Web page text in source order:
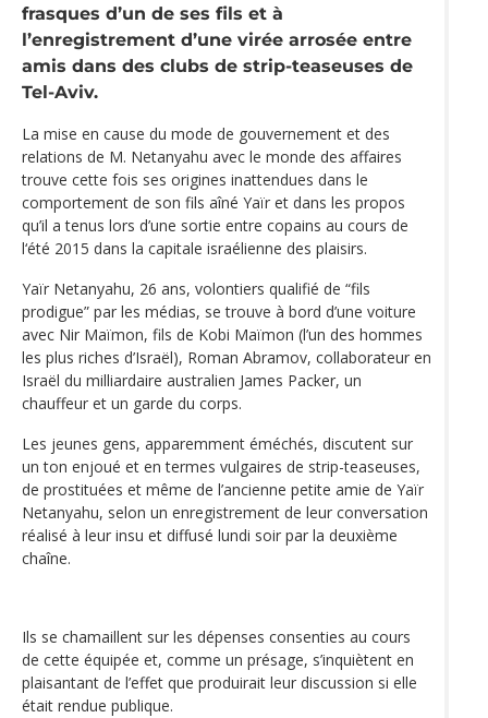
frasques d’un de ses fils et à
l’enregistrement d’une virée arrosée entre
amis dans des clubs de strip-teaseuses de
Tel-Aviv.
La mise en cause du mode de gouvernement et des
relations de M. Netanyahu avec le monde des affaires
trouve cette fois ses origines inattendues dans le
comportement de son fils aîné Yaïr et dans les propos
qu’il a tenus lors d’une sortie entre copains au cours de
l‘été 2015 dans la capitale israélienne des plaisirs.
Yaïr Netanyahu, 26 ans, volontiers qualifié de “fils
prodigue” par les médias, se trouve à bord d’une voiture
avec Nir Maïmon, fils de Kobi Maïmon (l’un des hommes
les plus riches d’Israël), Roman Abramov, collaborateur en
Israël du milliardaire australien James Packer, un
chauffeur et un garde du corps.
Les jeunes gens, apparemment éméchés, discutent sur
un ton enjoué et en termes vulgaires de strip-teaseuses,
de prostituées et même de l’ancienne petite amie de Yaïr
Netanyahu, selon un enregistrement de leur conversation
réalisé à leur insu et diffusé lundi soir par la deuxième
chaîne.
Ils se chamaillent sur les dépenses consenties au cours
de cette équipée et, comme un présage, s’inquiètent en
plaisantant de l’effet que produirait leur discussion si elle
était rendue publique.